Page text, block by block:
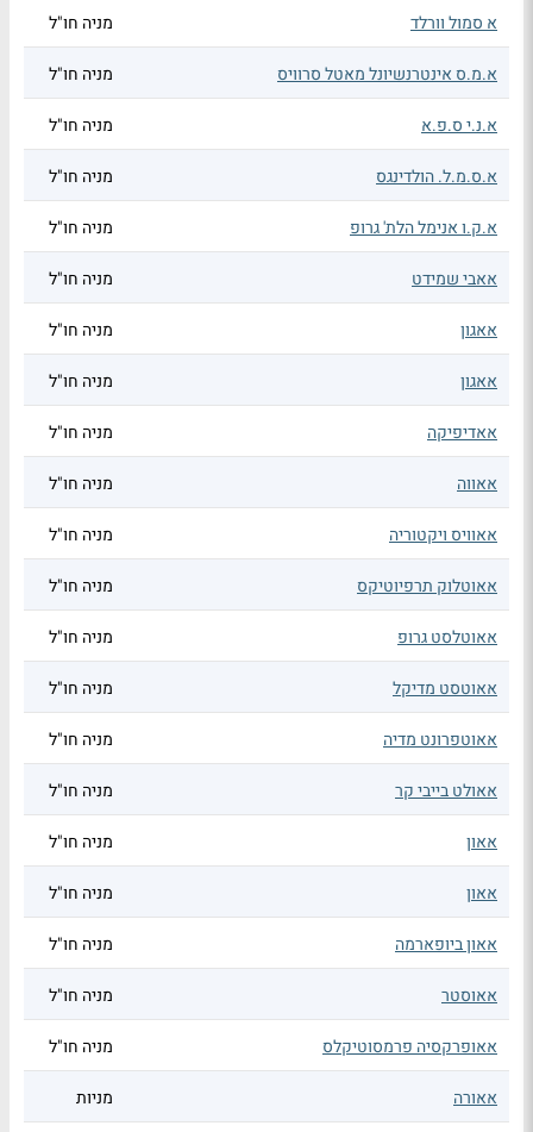
א סמול וורלד מניה חו"ל
א.מ.ס אינטרנשיונל מאטל סרוויס מניה חו"ל
א.נ.י ס.פ.א מניה חו"ל
א.ס.מ.ל. הולדינגס מניה חו"ל
א.ק.ו אנימל הלת' גרופ מניה חו"ל
אאבי שמידט מניה חו"ל
אאגון מניה חו"ל
אאגון מניה חו"ל
אאדיפיקה מניה חו"ל
אאווה מניה חו"ל
אאוויס ויקטוריה מניה חו"ל
אאוטלוק תרפיוטיקס מניה חו"ל
אאוטלסט גרופ מניה חו"ל
אאוטסט מדיקל מניה חו"ל
אאוטפרונט מדיה מניה חו"ל
אאולט בייבי קר מניה חו"ל
אאון מניה חו"ל
אאון מניה חו"ל
אאון ביופארמה מניה חו"ל
אאוסטר מניה חו"ל
אאופרקסיה פרמסוטיקלס מניה חו"ל
אאורה מניות